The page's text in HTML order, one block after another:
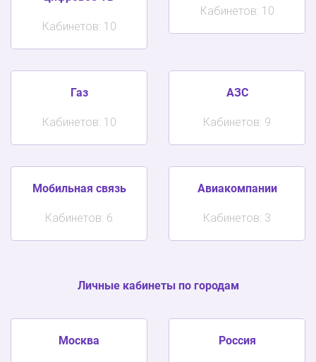
Кабинетов: 10
Кабинетов: 10
Газ
Кабинетов: 10
АЗС
Кабинетов: 9
Мобильная связь
Кабинетов: 6
Авиакомпании
Кабинетов: 3
Личные кабинеты по городам
Москва Россия